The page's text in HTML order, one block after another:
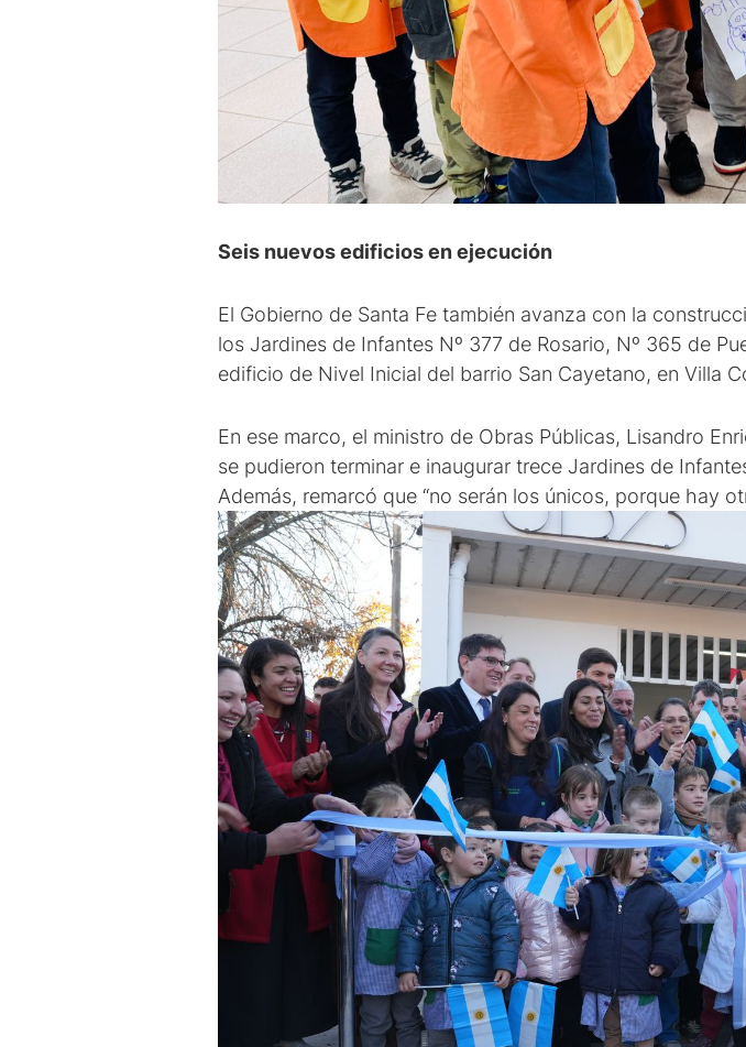
Seis nuevos edificios en ejecución
El Gobierno de Santa Fe también avanza con la
los Jardines de Infantes Nº 377 de Rosario, Nº 365 de
edificio de Nivel Inicial del barrio San Cayetano, en Villa
En ese marco, el ministro de Obras Públicas, Lisandro
se pudieron terminar e inaugurar trece Jardines de
Además, remarcó que “no serán los únicos, porque hay